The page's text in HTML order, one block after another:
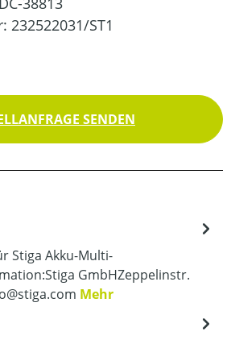
232522031/ST1
SENDEN
Stiga Akku-Multi-
GmbHZeppelinstr.
Mehr